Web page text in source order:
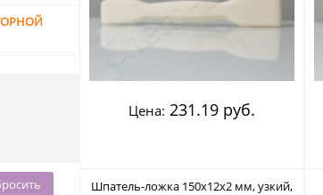
Цена: 231.19 руб.
Шпатель-ложка 150х12х2 мм, узкий,